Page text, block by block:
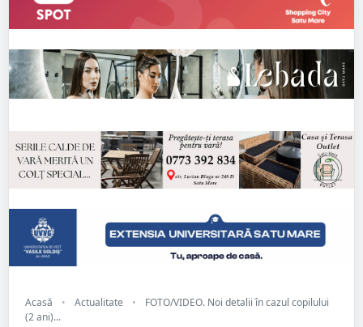
Acasă • Actualitate •
FOTO/VIDEO. Noi detalii în cazul copilului
(2 ani)...